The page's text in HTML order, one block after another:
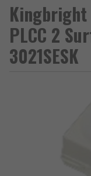
Kingbright
PLCC 2
3021SESK